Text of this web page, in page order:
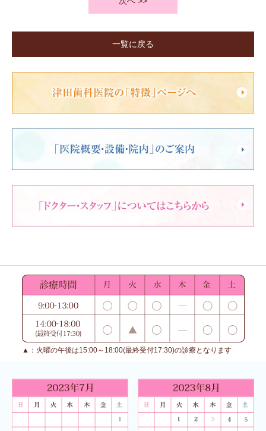
一覧に戻る
▲：火曜の午後は15:00～18:00(最終受付17:30)の診療となります